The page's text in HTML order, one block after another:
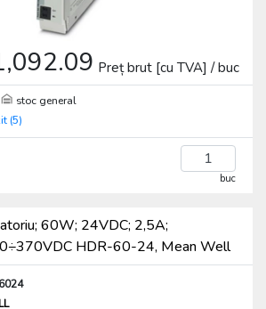
Preț brut [cu TVA] / buc
stoc general
(5)
buc
60W; 24VDC; 2,5A;
HDR-60-24, Mean Well